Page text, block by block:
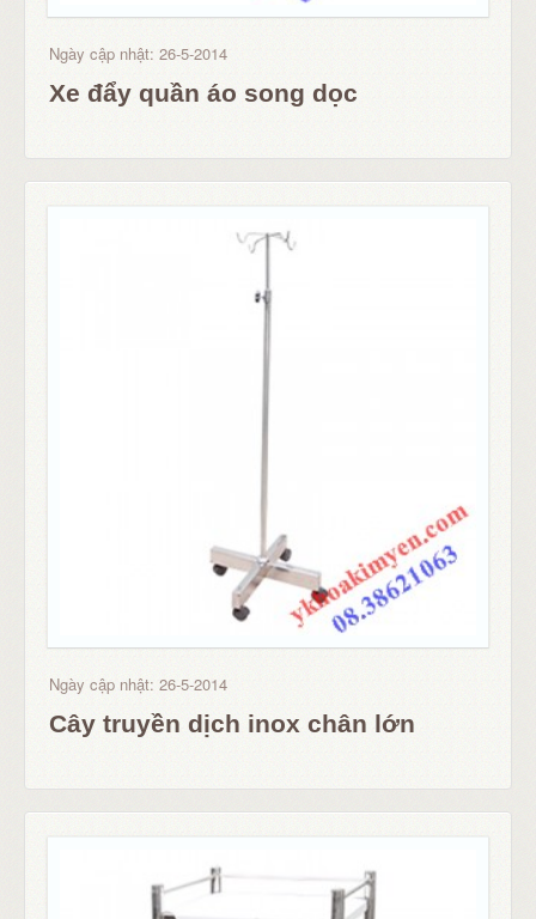
Ngày cập nhật: 26-5-2014
Xe đẩy quần áo song dọc
Ngày cập nhật: 26-5-2014
Cây truyền dịch inox chân lớn